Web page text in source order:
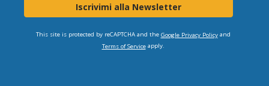
Iscrivimi alla Newsletter
This site is protected by reCAPTCHA and the Google Privacy Policyand
Terms of Serviceapply.